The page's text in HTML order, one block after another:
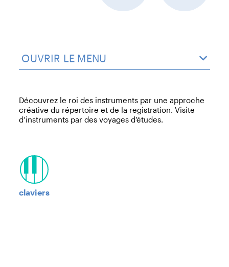
OUVRIR LE MENU
Découvrez le roi des instruments par une approche
créative du répertoire et de la registration. Visite
d’instruments par des voyages d’études.
claviers